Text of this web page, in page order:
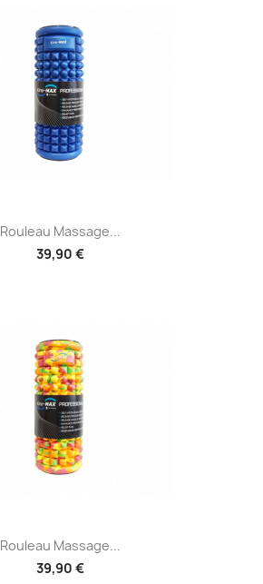
Rouleau Massage...
39,90 €
Rouleau Massage...
39,90 €